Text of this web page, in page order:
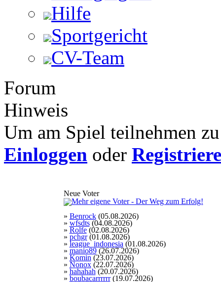
Hilfe
Sportgericht
CV-Team
Forum
Hinweis
Um am Spiel teilnehmen
Einloggen oder
Neue Voter
» Benrock(05.08.2026)
» wfsdts(04.08.2026)
» Rolfe(02.08.2026)
» pchgr(01.08.2026)
» league_indonesia (01.08.2026)
» manio89(26.07.2026)
» Komin (23.07.2026)
» Nonox(22.07.2026)
» hahahah(20.07.2026)
» boubacarrrrrr(19.07.2026)